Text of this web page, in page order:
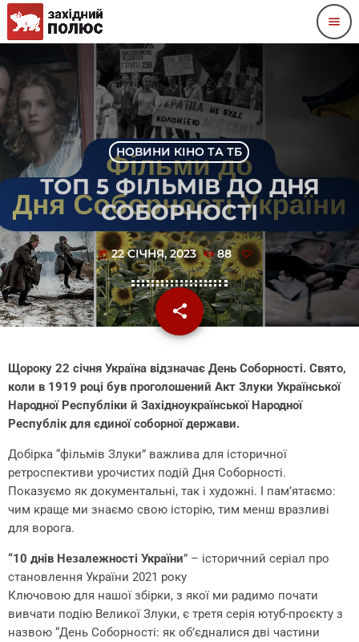
menu
НОВИНИ КІНО ТА ТБ
ТОП 5 ФІЛЬМІВ ДО ДНЯ
СОБОРНОСТІ
today 22 СІЧНЯ, 2023 88
share
email
Щороку 22 січня Україна відзначає День Соборності. Свято,
коли в 1919 році був проголошений Акт Злуки Української
Народної Республіки й Західноукраїнської Народної
Республік для єдиної соборної держави.
Добірка “фільмів Злуки” важлива для історичної
ретроспективи урочистих подій Дня Соборності.
Показуємо як документальні, так і художні. І пам’ятаємо:
чим краще ми знаємо свою історію, тим менш вразливі
для ворога.
“10 днів Незалежності України” – історичний серіал про
становлення України 2021 року
Ключовою для нашої збірки, з якої ми радимо почати
вивчати подію Великої Злуки, є третя серія ютуб-проєкту з
назвою “День Соборності: як об’єдналися дві частини